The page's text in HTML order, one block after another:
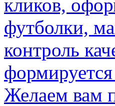
кликов,
футболки,
контроль
Желаем вам